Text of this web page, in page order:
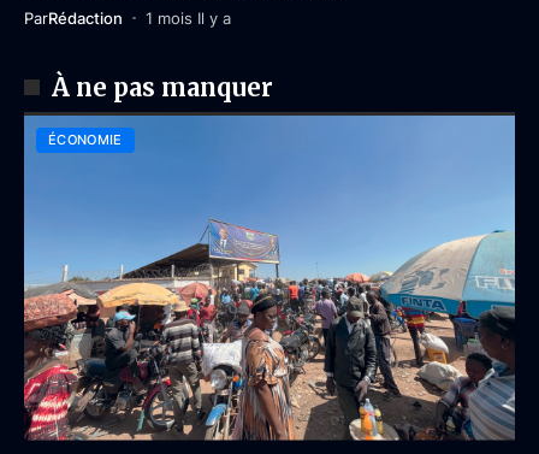
ParRédaction 1 mois Il y a
À ne pas manquer
ÉCONOMIE